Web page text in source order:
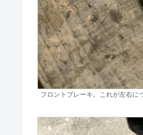
フロントブレーキ。これが左右に